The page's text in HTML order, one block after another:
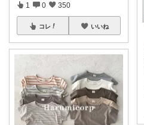
1 0 350
コレ いいね